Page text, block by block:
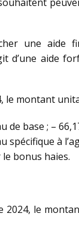
une aide
d’une aide
le montant
de base ; –
spécifique à
bonus haies.
2024, le